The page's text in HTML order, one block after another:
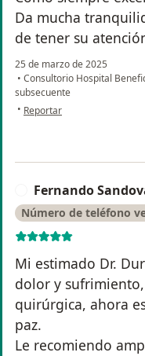
Da mucha
de tener su
25 de marzo de 2025
• Consultorio Hospital
subsecuente
• en opinión del usuario
Reportar
Fernando
Número de teléfono
Mi estimado Dr.
dolor y
quirúrgica, ahora
paz.
Le recomiendo